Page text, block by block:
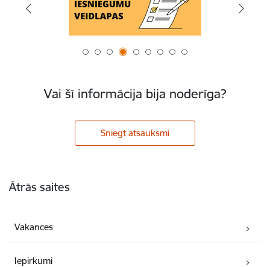
Vai šī informācija bija noderīga?
Sniegt atsauksmi
Ātrās saites
Vakances
Iepirkumi